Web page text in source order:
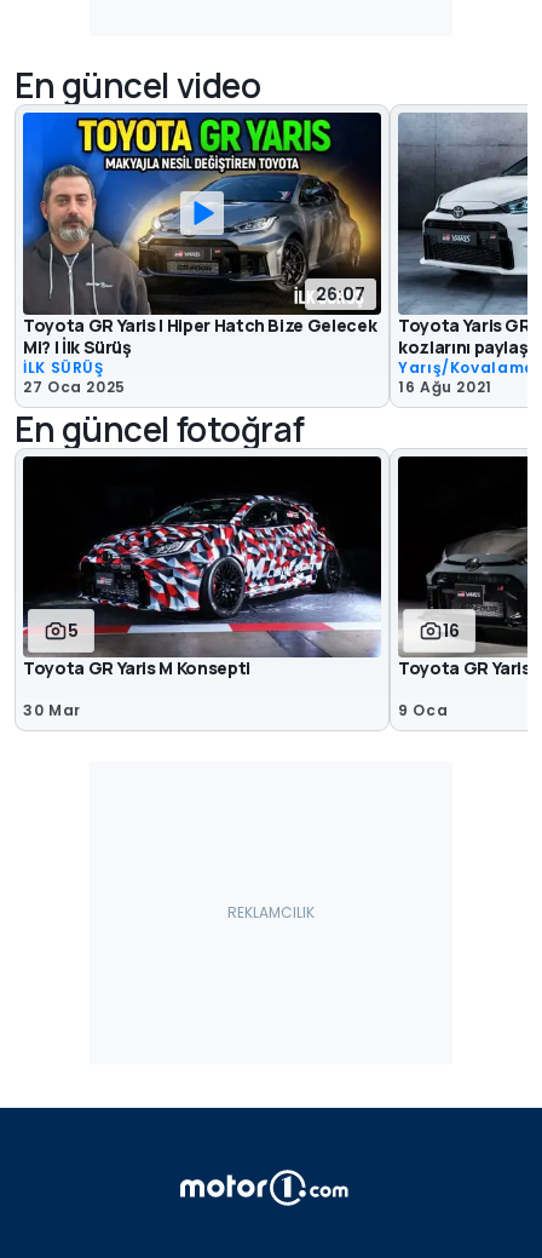
En güncel video
26:07
Toyota GR Yaris | Hiper Hatch Bize Gelecek
Mi? | İlk Sürüş
İLK SÜRÜŞ
27 Oca 2025
Toyota Yaris
kozlarını
Yarış/
16 Ağu 2021
En güncel fotoğraf
5
Toyota GR Yaris M Konsepti
30 Mar
16
Toyota GR Yaris
9 Oca